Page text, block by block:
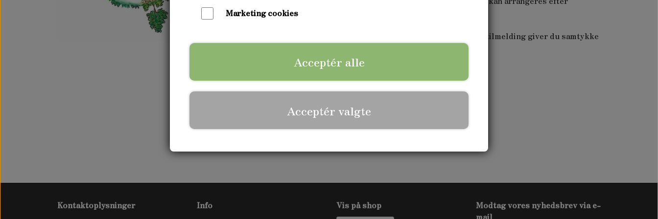
WAPATO - PILEBLAD
tilmelding.
. Ved tilmelding giver du samtykke
Vi glæder os til at se dig på kurset :)
Kontaktoplysninger
Info
Vis på shop
Modtag vores nyhedsbrev via e-
mail
Marketing cookies
Acceptér alle
Acceptér valgte